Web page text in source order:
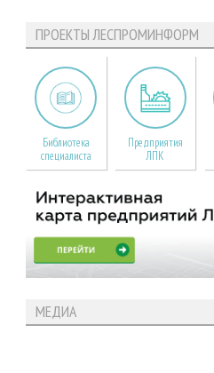
ПРОЕКТЫ ЛЕСПРОМИНФОРМ
Библиотека
специалиста
Предприятия
ЛПК
МЕДИА